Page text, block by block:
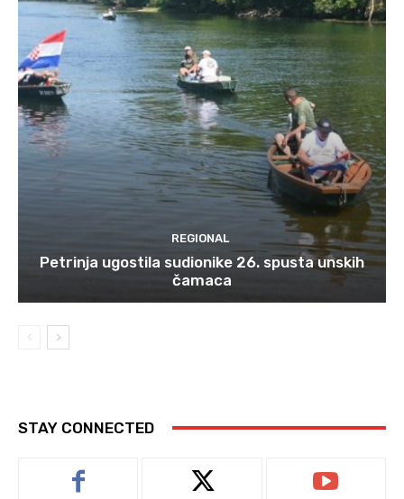
REGIONAL
Petrinja ugostila sudionike 26. spusta unskih
čamaca
STAY CONNECTED